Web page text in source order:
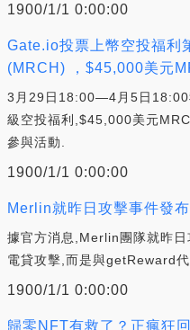
1900/1/1 0:00:00
Gate.io投票上幣空投福
(MRCH) ，$45,000美元
3月29日18:00—4月5日18:00
級空投福利,$45,000美元
參與活動.
1900/1/1 0:00:00
Merlin就昨日攻擊事件發
據官方消息,Merlin團隊就昨
電貸攻擊,而是與getReward代
1900/1/1 0:00:00
歸零NFT有救了？正瘋狂